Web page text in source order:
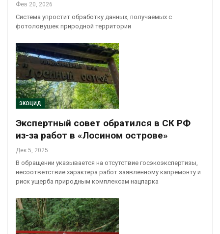
Фев 20, 2026
Система упростит обработку данных, получаемых с
фотоловушек природной территории
ЭКОЦИД
Экспертный совет обратился в СК РФ
из-за работ в «Лосином острове»
Дек 5, 2025
В обращении указывается на отсутствие госэкоэкспертизы,
несоответствие характера работ заявленному капремонту и
риск ущерба природным комплексам нацпарка